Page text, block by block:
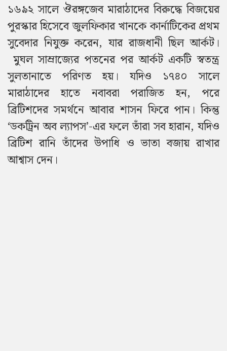
১৬৯২ সালে ঔরঙ্গজেব মারাঠাদের বিরুদ্ধে বিজয়ের
পুরস্কার হিসেবে জুলফিকার খানকে কার্নাটিকের প্রথম
সুবেদার নিযুক্ত করেন, যার রাজধানী ছিল আর্কট।
মুঘল সাম্রাজ্যের পতনের পর আর্কট একটি স্বতন্ত্র
সুলতানাতে পরিণত হয়। যদিও ১৭৪০ সালে
মারাঠাদের হাতে নবাবরা পরাজিত হন, পরে
ব্রিটিশদের সমর্থনে আবার শাসন ফিরে পান। কিন্তু
‘ডকট্রিন অব ল্যাপস’-এর ফলে তাঁরা সব হারান, যদিও
ব্রিটিশ রানি তাঁদের উপাধি ও ভাতা বজায় রাখার
আশ্বাস দেন।